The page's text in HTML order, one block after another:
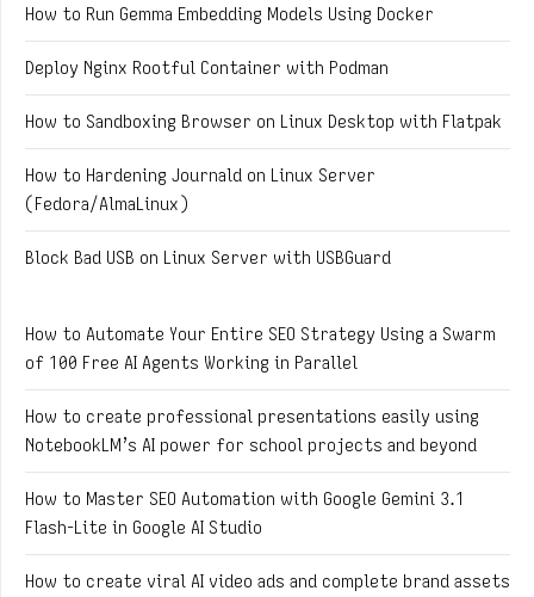
How to Run Gemma Embedding Models Using Docker
Deploy Nginx Rootful Container with Podman
How to Sandboxing Browser on Linux Desktop with Flatpak
How to Hardening Journald on Linux Server
(Fedora/AlmaLinux)
Block Bad USB on Linux Server with USBGuard
How to Automate Your Entire SEO Strategy Using a Swarm
of 100 Free AI Agents Working in Parallel
How to create professional presentations easily using
NotebookLM’s AI power for school projects and beyond
How to Master SEO Automation with Google Gemini 3.1
Flash-Lite in Google AI Studio
How to create viral AI video ads and complete brand assets